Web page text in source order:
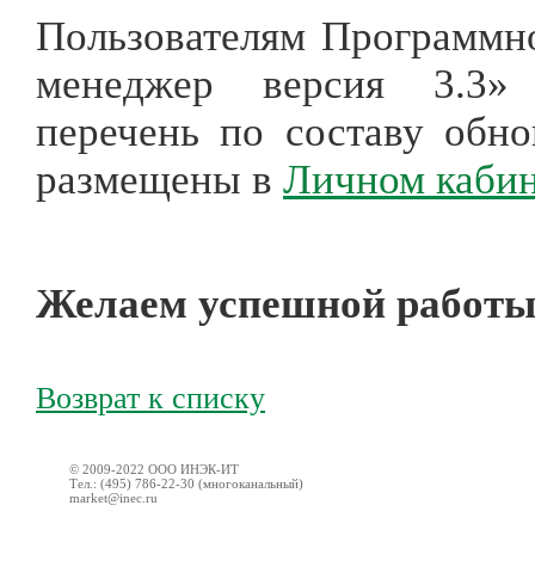
Пользователям
менеджер версия 3.3»
перечень по составу
размещены в Личном
Желаем успешной
Возврат к списку
© 2009-2022 ООО ИНЭК-ИТ
Тел.: (495) 786-22-30 (многоканальный)
market@inec.ru